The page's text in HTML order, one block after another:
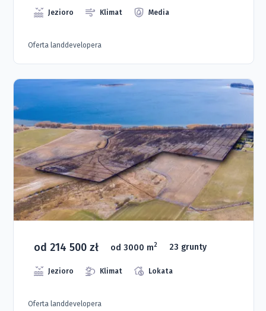
Jezioro Klimat Media
Oferta landdevelopera
od 214 500 zł od 3000 m2 23 grunty
Jezioro Klimat Lokata
Oferta landdevelopera